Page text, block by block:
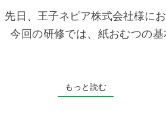
修
千
草
ば
日、王子ネピア株式会社様に
今回の研修では、紙おむつの
もっと読むもっと読む